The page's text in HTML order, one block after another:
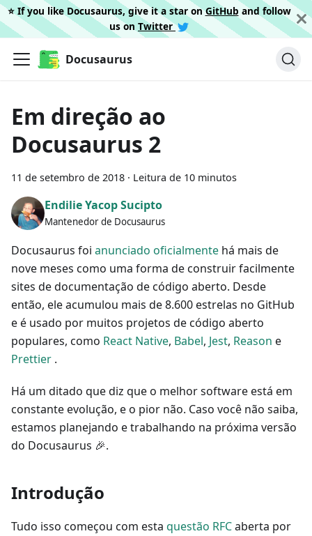
⭐️ If you like Docusaurus, give it a star onGitHub and follow
us on Twitter
Docusaurus
Em direção ao
Docusaurus 2
11 de setembro de 2018 · Leitura de 10 minutos
Endilie Yacop Sucipto
Mantenedor de Docusaurus
Docusaurus foi anunciado oficialmente há mais de
nove meses como uma forma de construir facilmente
sites de documentação de código aberto. Desde
então, ele acumulou mais de 8.600 estrelas no GitHub
e é usado por muitos projetos de código aberto
populares, como React Native, Babel, Jest, Reason e
Prettier .
Há um ditado que diz que o melhor software está em
constante evolução, e o pior não. Caso você não saiba,
estamos planejando e trabalhando na próxima versão
do Docusaurus 🎉.
Introdução
Tudo isso começou com esta questão RFCaberta por